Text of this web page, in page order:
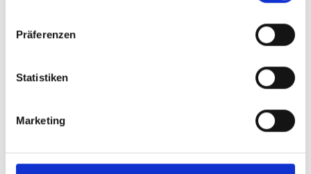
Präferenzen
Statistiken
Marketing